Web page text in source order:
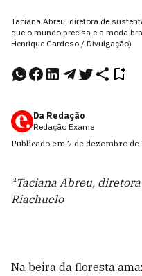
Taciana Abreu, diretora de
que o mundo precisa e a moda
Henrique Cardoso / Divulgação)
Da Redação
Redação Exame
Publicado em 7 de dezembro de
*Taciana Abreu,
Riachuelo
Na beira da floresta